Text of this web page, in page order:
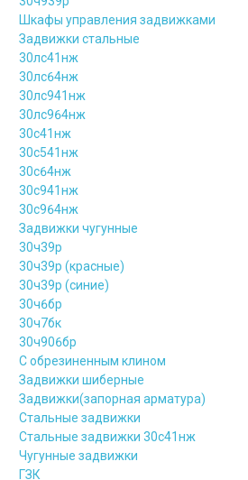
Шкафы управления задвижками
Задвижки стальные
30лс41нж
30лс64нж
30лс941нж
30лс964нж
30с41нж
30с541нж
30с64нж
30с941нж
30с964нж
Задвижки чугунные
30ч39р
30ч39р (красные)
30ч39р (синие)
30ч6бр
30ч7бк
30ч906бр
С обрезиненным клином
Задвижки шиберные
Задвижки(запорная арматура)
Стальные задвижки
Стальные задвижки 30с41нж
Чугунные задвижки
ГЗК